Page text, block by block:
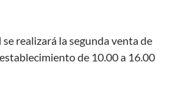
realizará la segunda venta de
de 10.00 a 16.00